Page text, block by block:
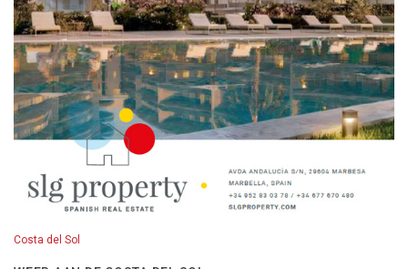
Costa del Sol